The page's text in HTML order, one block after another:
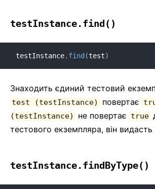
testInstance.find()
testInstance. find (test)
Знаходить єдиний тестовий
test (testInstance) повертає
(testInstance)
не повертає true
тестового екземпляра, він
testInstance.findByType()